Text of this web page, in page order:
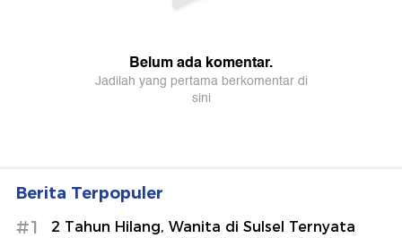
Berita Terpopuler
#1
2 Tahun Hilang, Wanita di Sulsel Ternyata